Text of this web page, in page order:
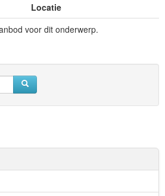
Locatie
voor dit onderwerp.